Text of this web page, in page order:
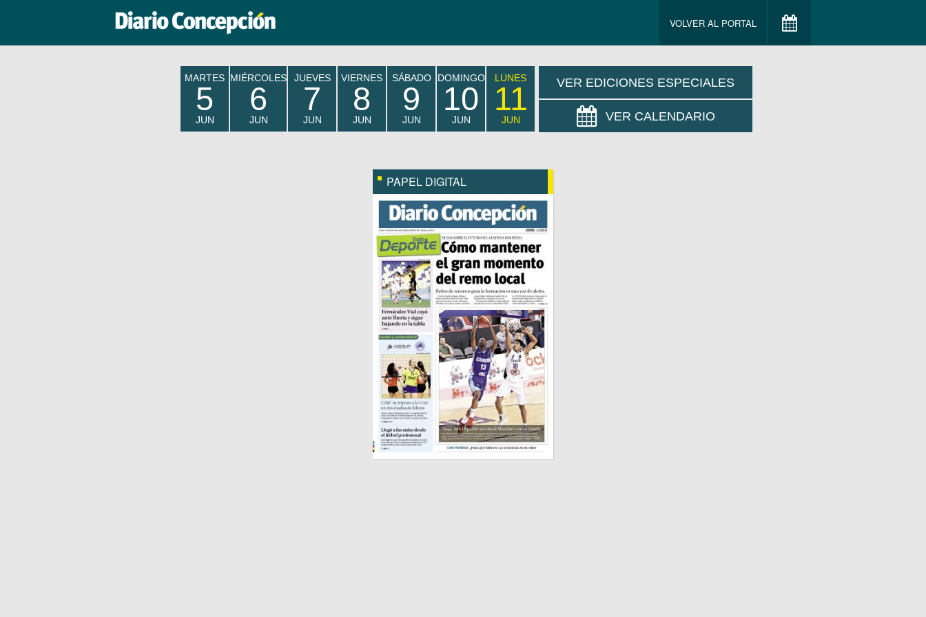
VOLVER AL PORTAL
MARTES
5
JUN
MIÉRCOLES
6
JUN
JUEVES
7
JUN
VIERNES
8
JUN
SÁBADO
9
JUN
DOMINGO
10
JUN
LUNES
11
JUN
VER EDICIONES ESPECIALES
VER CALENDARIO
PAPEL DIGITAL